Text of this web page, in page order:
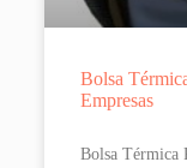
Bolsa
Empresas
Bolsa Térmica